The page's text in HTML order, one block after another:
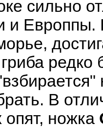
сильно
и Европпы.
В
ножка